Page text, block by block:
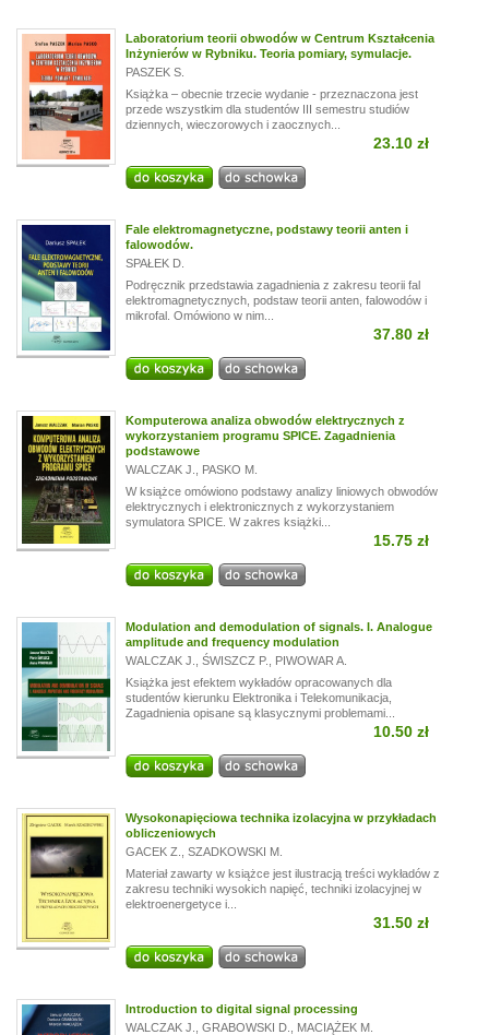
Laboratorium teorii obwodów w Centrum Kształcenia
Inżynierów w Rybniku. Teoria pomiary, symulacje.
PASZEK S.
Książka – obecnie trzecie wydanie - przeznaczona jest
przede wszystkim dla studentów III semestru studiów
dziennych, wieczorowych i zaocznych...
23.10 zł
Fale elektromagnetyczne, podstawy teorii anten i
falowodów.
SPAŁEK D.
Podręcznik przedstawia zagadnienia z zakresu teorii fal
elektromagnetycznych, podstaw teorii anten, falowodów i
mikrofal. Omówiono w nim...
37.80 zł
Komputerowa analiza obwodów elektrycznych z
wykorzystaniem programu SPICE. Zagadnienia
podstawowe
WALCZAK J.
PASKO M.
W książce omówiono podstawy analizy liniowych obwodów
elektrycznych i elektronicznych z wykorzystaniem
symulatora SPICE. W zakres książki...
15.75 zł
Modulation and demodulation of signals. I. Analogue
amplitude and frequency modulation
WALCZAK J.
ŚWISZCZ P.
PIWOWAR A.
Książka jest efektem wykładów opracowanych dla
studentów kierunku Elektronika i Telekomunikacja,
Zagadnienia opisane są klasycznymi problemami...
10.50 zł
Wysokonapięciowa technika izolacyjna w przykładach
obliczeniowych
GACEK Z.
SZADKOWSKI M.
Materiał zawarty w książce jest ilustracją treści wykładów z
zakresu techniki wysokich napięć, techniki izolacyjnej w
elektroenergetyce i...
31.50 zł
Introduction to digital signal processing
WALCZAK J.
GRABOWSKI D.
MACIĄŻEK M.